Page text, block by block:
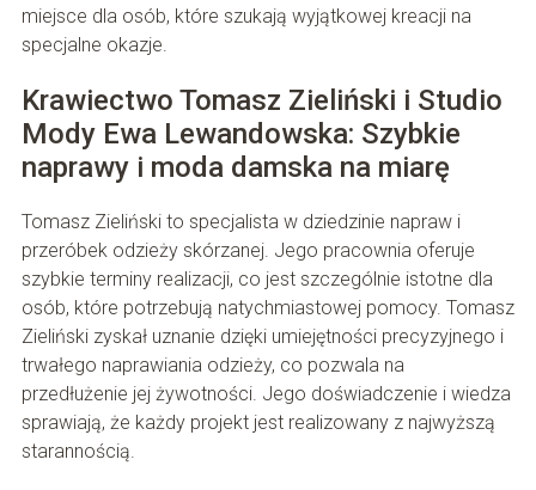
miejsce dla osób, które szukają wyjątkowej kreacji na
specjalne okazje.
Krawiectwo Tomasz Zieliński i Studio
Mody Ewa Lewandowska: Szybkie
naprawy i moda damska na miarę
Tomasz Zieliński to specjalista w dziedzinie napraw i
przeróbek odzieży skórzanej. Jego pracownia oferuje
szybkie terminy realizacji, co jest szczególnie istotne dla
osób, które potrzebują natychmiastowej pomocy. Tomasz
Zieliński zyskał uznanie dzięki umiejętności precyzyjnego i
trwałego naprawiania odzieży, co pozwala na
przedłużenie jej żywotności. Jego doświadczenie i wiedza
sprawiają, że każdy projekt jest realizowany z najwyższą
starannością.